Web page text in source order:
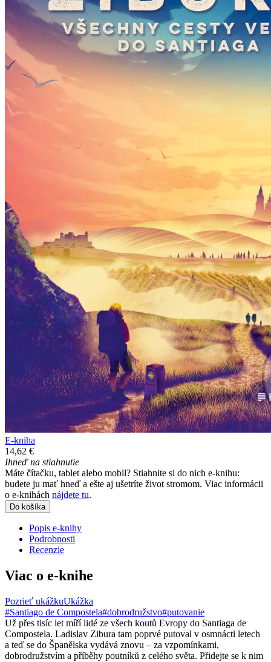
E-kniha
14,62 €
Ihneď na stiahnutie
Máte čítačku, tablet alebo mobil? Stiahnite si do nich e-knihu:
budete ju mať hneď a ešte aj ušetríte život stromom. Viac informácii
o e-knihách nájdete tu.
Do košíka
Popis e-knihy
Podrobnosti
Recenzie
Viac o e-knihe
Pozrieť ukážkuUkážka
#Santiago de Compostela#dobrodružstvo#putovanie
Už přes tisíc let míří lidé ze všech koutů Evropy do Santiaga de
Compostela. Ladislav Zibura tam poprvé putoval v osmnácti letech
a teď se do Španělska vydává znovu – za vzpomínkami,
dobrodružstvím a příběhy poutníků z celého světa. Přidejte se k nim